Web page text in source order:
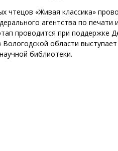
чтецов «Живая классика»
агентства по
проводится при поддержке
Вологодской области
библиотеки.